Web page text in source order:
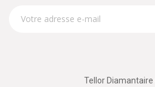
Tellor